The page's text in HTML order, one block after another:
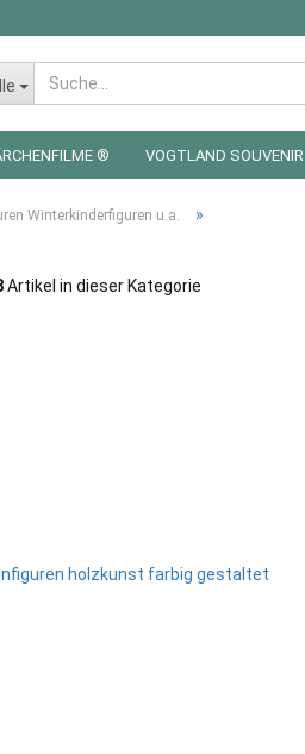
® VOGTLAND SOUVENIR
Winterkinderfiguren u.a. »
Artikel in dieser Kategorie